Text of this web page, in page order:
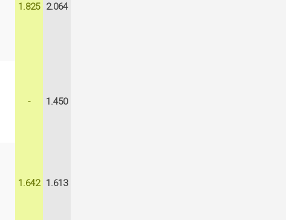
1.825 2.064
- 1.450
1.642 1.613